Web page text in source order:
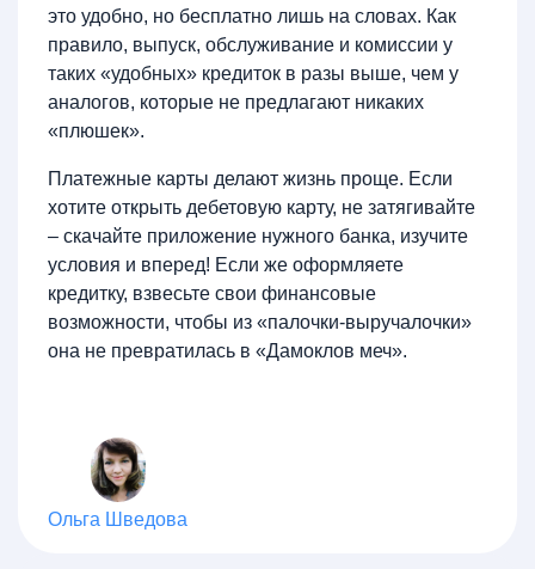
это удобно, но бесплатно лишь на словах. Как
правило, выпуск, обслуживание и комиссии у
таких «удобных» кредиток в разы выше, чем у
аналогов, которые не предлагают никаких
«плюшек».
Платежные карты делают жизнь проще. Если
хотите открыть дебетовую карту, не затягивайте
– скачайте приложение нужного банка, изучите
условия и вперед! Если же оформляете
кредитку, взвесьте свои финансовые
возможности, чтобы из «палочки-выручалочки»
она не превратилась в «Дамоклов меч».
Ольга Шведова